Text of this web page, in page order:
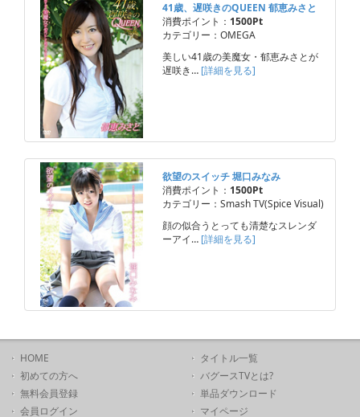
41歳、遅咲きのQUEEN 郁恵みさと
消費ポイント： 1500Pt
カテゴリー：OMEGA
美しい41歳の美魔女・郁恵みさとが
遅咲き… [詳細を見る]
欲望のスイッチ 堀口みなみ
消費ポイント： 1500Pt
カテゴリー：Smash TV(Spice Visual)
顔の似合うとっても清楚なスレンダ
ーアイ… [詳細を見る]
HOME
初めての方へ
無料会員登録
会員ログイン
タイトル一覧
バグースTVとは?
単品ダウンロード
マイページ